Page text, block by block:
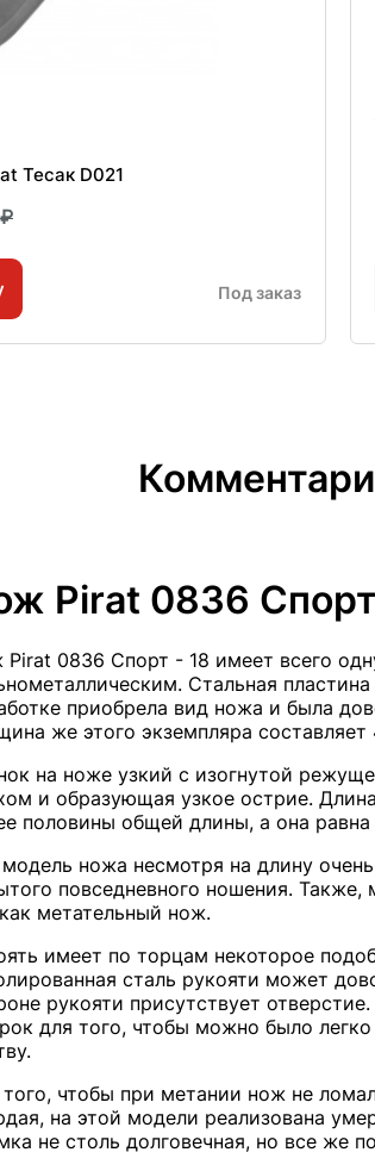
Тесак D021
Под заказ
Pirat 0836
0836 Спорт - 18 имеет всего
Стальная
приобрела вид ножа и была
же этого экземпляра
на ноже узкий с изогнутой
и образующая узкое острие.
половины общей длины, а она
ножа несмотря на длину
повседневного ношения. Также,
метательный нож.
имеет по торцам некоторое
сталь рукояти может
рукояти присутствует
для того, чтобы можно было
чтобы при метании нож не
на этой модели реализована
не столь долговечная, но все же